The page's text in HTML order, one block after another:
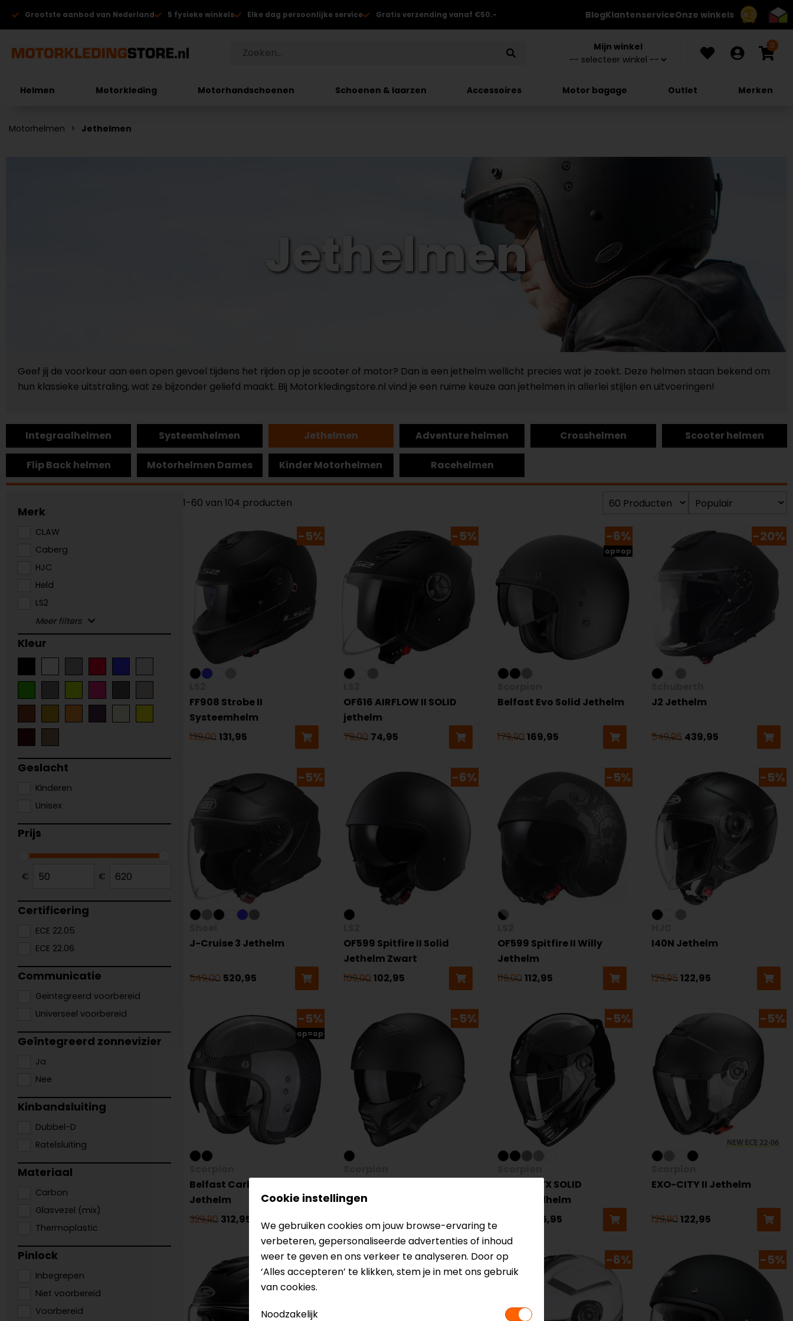
8.7
Grootste aanbod van Nederland 5 fysieke winkels Elke dag persoonlijke service Gratis verzending vanaf €50.- BlogKlantenserviceOnze winkels
Mijn winkel 0
Helmen Motorkleding Motorhandschoenen Schoenen & laarzen Accessoires Motor bagage Outlet Merken
Motorhelmen Jethelmen
Jethelmen
Geef jij de voorkeur aan een open gevoel tijdens het rijden op je scooter of motor? Dan is een jethelm wellicht precies wat je zoekt. Deze helmen staan bekend om
hun klassieke uitstraling, wat ze bijzonder geliefd maakt. Bij Motorkledingstore.nl vind je een ruime keuze aan jethelmen in allerlei stijlen en uitvoeringen!
Integraalhelmen Systeemhelmen Jethelmen Adventure helmen Crosshelmen Scooter helmen
Flip Back helmen Motorhelmen Dames Kinder Motorhelmen Racehelmen
Merk
CLAW
Caberg
HJC
Held
LS2
Kleur
Geslacht
Kinderen
Unisex
Prijs
€ €
Certificering
ECE 22.05
ECE 22.06
Communicatie
Geintegreerd voorbereid
Universeel voorbereid
Geïntegreerd zonnevizier
Ja
Nee
Kinbandsluiting
Dubbel-D
Ratelsluiting
Materiaal
Carbon
Glasvezel (mix)
Thermoplastic
Pinlock
Inbegrepen
Niet voorbereid
Voorbereid
1-60 van 104 producten
-5%
FF908 Strobe II
Systeemhelm
139,00 131,95
-5%
OF616 AIRFLOW II SOLID
jethelm
79,00 74,95
-6%
op=op
Belfast Evo Solid Jethelm
179,90 169,95
-20%
J2 Jethelm
549,95 439,95
-5%
J-Cruise 3 Jethelm
549,00 520,95
-6%
OF599 Spitfire II Solid
Jethelm Zwart
109,00 102,95
-5%
OF599 Spitfire II Willy
Jethelm
119,00112,95
-5%
I40N Jethelm
129,95 122,95
-5%
op=op
Belfast Carbon Evo
Jethelm
329,90 312,95
-5%
Jethelm
219,90
207,95
-5%
COVERT FX SOLID
Integraalhelm
255,95
-5%
EXO-CITY II Jethelm
129,90 122,95
-5% -5% -6% -5%
Cookie instellingen
We gebruiken cookies om jouw browse-ervaring te
verbeteren, gepersonaliseerde advertenties of inhoud
weer te geven en ons verkeer te analyseren. Door op
‘Alles accepteren’ te klikken, stem je in met ons gebruik
van cookies.
Noodzakelijk